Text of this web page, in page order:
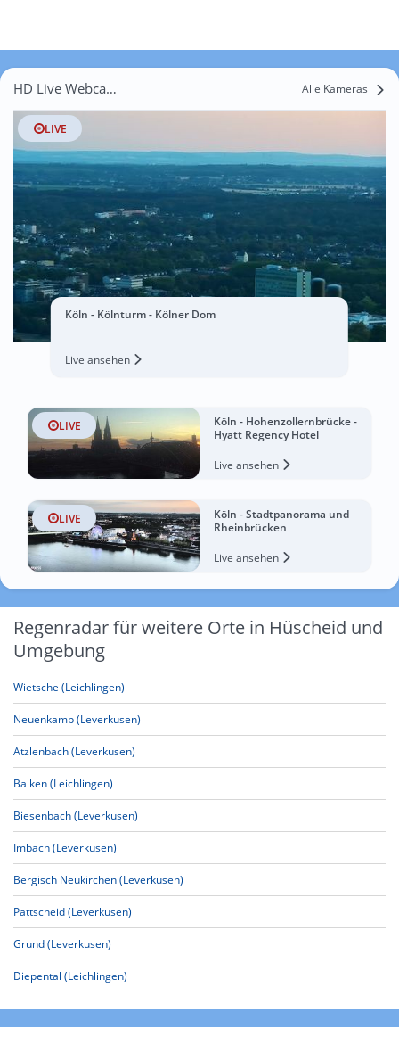
HD Live Webcams Hüscheid Alle Kameras
LIVE
Köln - Kölnturm - Kölner Dom
Live ansehen
LIVE
Köln - Hohenzollernbrücke -
Hyatt Regency Hotel
Live ansehen
LIVE
Köln - Stadtpanorama und
Rheinbrücken
Live ansehen
Regenradar für weitere Orte in Hüscheid und
Umgebung
Wietsche (Leichlingen)
Neuenkamp (Leverkusen)
Atzlenbach (Leverkusen)
Balken (Leichlingen)
Biesenbach (Leverkusen)
Imbach (Leverkusen)
Bergisch Neukirchen (Leverkusen)
Pattscheid (Leverkusen)
Grund (Leverkusen)
Diepental (Leichlingen)